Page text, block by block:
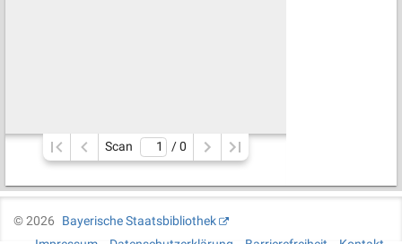
Scan / 0
©2026
Bayerische Staatsbibliothek